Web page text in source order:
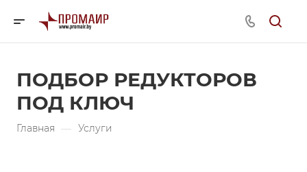
ПОДБОР РЕДУКТОРОВ
ПОД КЛЮЧ
Главная — Услуги